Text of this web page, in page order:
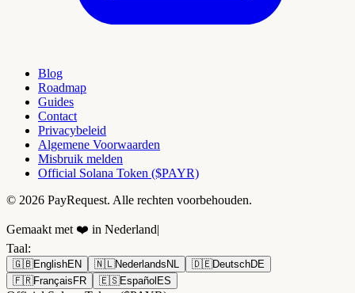
Blog
Roadmap
Guides
Contact
Privacybeleid
Algemene Voorwaarden
Misbruik melden
Official Solana Token ($PAYR)
© 2026 PayRequest. Alle rechten voorbehouden.
Gemaakt met ❤️ in Nederland|
Taal:
🇬🇧EnglishEN 🇳🇱NederlandsNL 🇩🇪DeutschDE
🇫🇷FrançaisFR 🇪🇸EspañolES